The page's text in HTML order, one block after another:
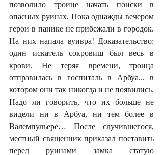
позволило троице начать поиски в
опасных руинах. Пока однажды вечером
герои в панике не прибежали в городок.
На них напала вуивра! Доказательство:
один искатель сокровищ был весь в
крови. Не теряя времени, троица
отправилась в госпиталь в Арбуа... в
котором они так никогда и не появились.
Надо ли говорить, что их больше не
видели ни в Арбуа, ни тем более в
Валемпульере… После случившегося,
местный священник приказал поставить
перед руинами замка статую